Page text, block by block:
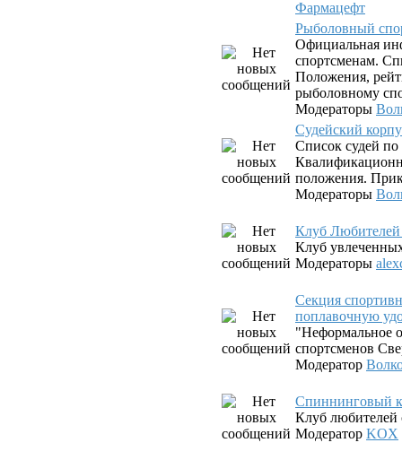
Фармацефт
Рыболовный
Официальная
спортсменам.
Положения,
рыболовному
Модераторы
Судейский
Список судей
положения.
Модераторы
Клуб
Клуб
Модераторы
Секция
поплавочную
"Неформальное
спортсменов
Модератор
Спиннинговый
Клуб любителей
Модератор KOX